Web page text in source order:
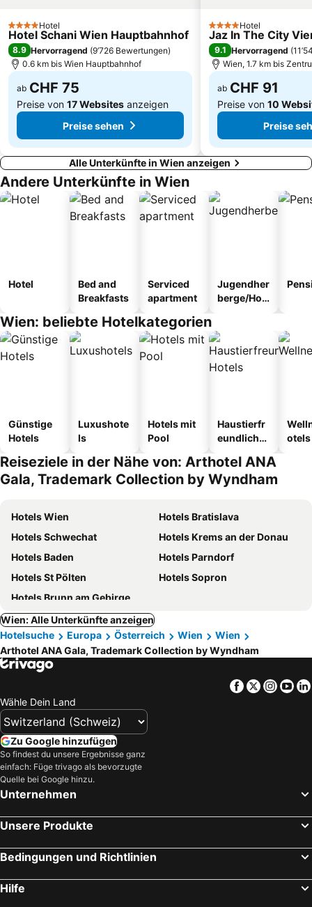
4 SterneHotel
Hotel Schani Wien Hauptbahnhof
8.9 Hervorragend (9’726 Bewertungen)
0.6 km bis Wien Hauptbahnhof
ab CHF 75
Preise von 17 Websites anzeigen
Preise sehen
4 SterneHotel
Jaz In The City
9.1 Hervorragend (
Wien, 1.7 km bis
ab CHF 91
Preise von 10
Preise
Alle Unterkünfte in Wien anzeigen
Andere Unterkünfte in Wien
Hotel
Bed and
Breakfasts
Serviced
apartment
Jugendher
berge/Hos
Wien: beliebte Hotelkategorien
Günstige
Hotels
Luxushote
ls
Hotels mit
Pool
Haustierfr
eundliche
otels
Reiseziele in der Nähe von: Arthotel ANA
Gala, Trademark Collection by Wyndham
Hotels Wien
Hotels Bratislava
Hotels Schwechat
Hotels Krems an der Donau
Hotels Baden
Hotels Parndorf
Hotels St Pölten
Hotels Sopron
Hotels Brunn am Gebirge
Wien: Alle Unterkünfte anzeigen
Hotelsuche
Europa Österreich Wien
Wien
Arthotel ANA Gala, Trademark Collection by Wyndham
Facebook
Twitter
Wähle Dein Land
Zu Google hinzufügen
So findest du unsere Ergebnisse ganz
einfach: Füge trivago als bevorzugte
Quelle bei Google hinzu.
Unternehmen
Unsere Produkte
Bedingungen und Richtlinien
Hilfe